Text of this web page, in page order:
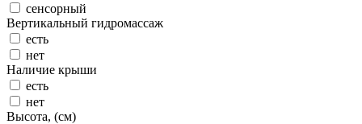
сенсорный
Вертикальный гидромассаж
есть
нет
Наличие крыши
есть
нет
Высота, (см)